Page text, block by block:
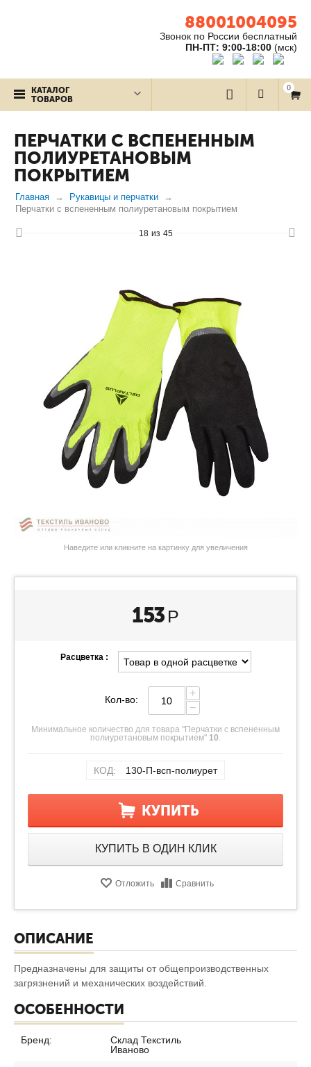
88001004095
Звонок по России бесплатный
ПН-ПТ: 9:00-18:00 (мск)
КАТАЛОГ
ТОВАРОВ
0
ПЕРЧАТКИ С ВСПЕНЕННЫМ
ПОЛИУРЕТАНОВЫМ
ПОКРЫТИЕМ
Главная
Рукавицы и перчатки
Перчатки с вспененным полиуретановым покрытием
18 из 45
Наведите или кликните на картинку для увеличения
153 Р
Расцветка :
Кол-во:
+
−
Минимальное количество для товара "Перчатки с вспененным
полиуретановым покрытием" 10.
КОД: 130-П-всп-полиурет
КУПИТЬ
КУПИТЬ В ОДИН КЛИК
Отложить Сравнить
ОПИСАНИЕ
Предназначены для защиты от общепроизводственных
загрязнений и механических воздействий.
ОСОБЕННОСТИ
Бренд:
Склад Текстиль
Иваново